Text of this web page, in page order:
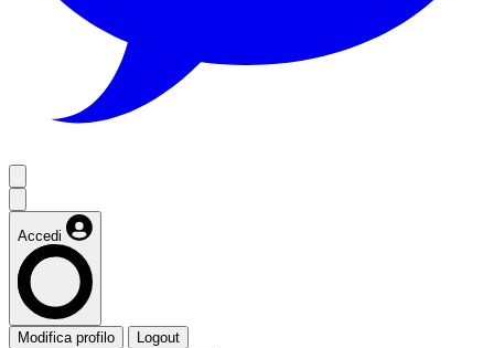
Accedi
Modifica profilo Logout